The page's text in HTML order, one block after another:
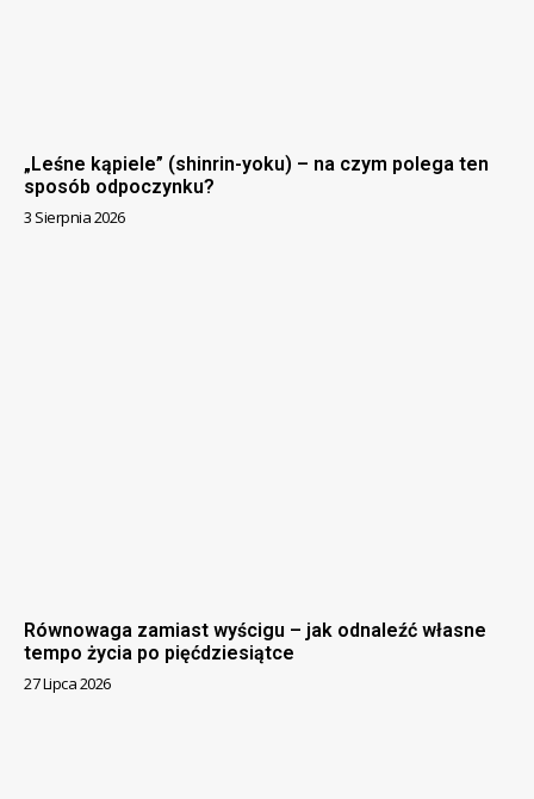
„Leśne kąpiele” (shinrin-yoku) – na czym polega ten
sposób odpoczynku?
3 Sierpnia 2026
Równowaga zamiast wyścigu – jak odnaleźć własne
tempo życia po pięćdziesiątce
27 Lipca 2026